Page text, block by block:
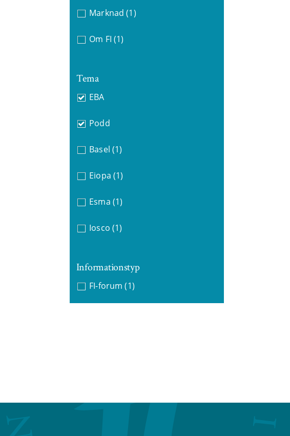
Marknad (1)
Om FI (1)
Tema
EBA
Podd
Basel (1)
Eiopa (1)
Esma (1)
Iosco (1)
Informationstyp
FI-forum (1)